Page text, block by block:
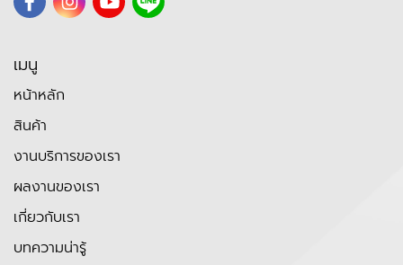
เมนู
หน้าหลัก
สินค้า
งานบริการของเรา
ผลงานของเรา
เกี่ยวกับเรา
บทความน่ารู้